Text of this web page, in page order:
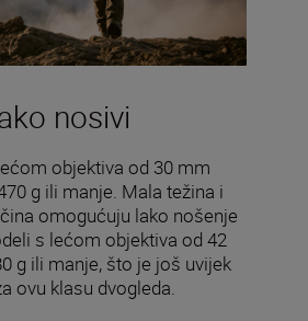
nosivi
objektiva od 30 mm
g ili manje. Mala težina i
omogućuju lako nošenje
s lećom objektiva od 42
g ili manje, što je još uvijek
ovu klasu dvogleda.